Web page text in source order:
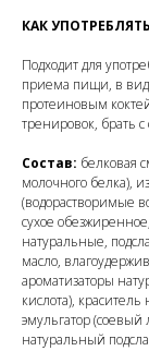
КАК УПОТРЕБЛЯТЬ
Подходит для
приема пищи, в
протеиновым
тренировок, брать
Состав: белковая
молочного белка),
(водорастворимые
сухое
натуральные,
масло,
ароматизаторы
кислота),
эмульгатор (соевый
натуральный